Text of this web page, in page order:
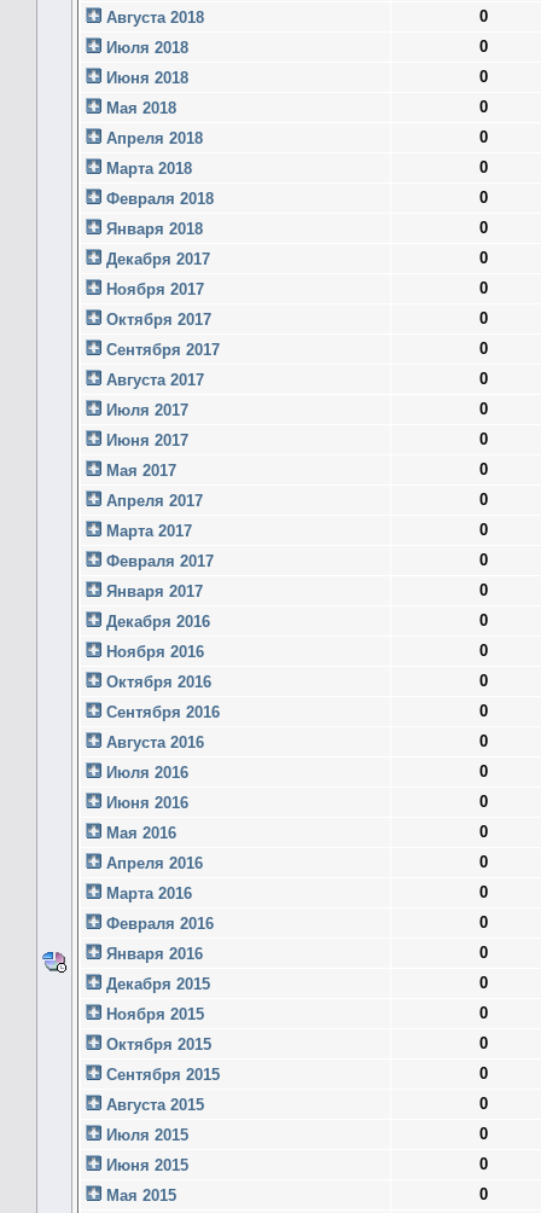
Августа 2018
0
Июля 2018
0
Июня 2018
0
Мая 2018
0
Апреля 2018
0
Марта 2018
0
Февраля 2018
0
Января 2018
0
Декабря 2017
0
Ноября 2017
0
Октября 2017
0
Сентября 2017
0
Августа 2017
0
Июля 2017
0
Июня 2017
0
Мая 2017
0
Апреля 2017
0
Марта 2017
0
Февраля 2017
0
Января 2017
0
Декабря 2016
0
Ноября 2016
0
Октября 2016
0
Сентября 2016
0
Августа 2016
0
Июля 2016
0
Июня 2016
0
Мая 2016
0
Апреля 2016
0
Марта 2016
0
Февраля 2016
0
Января 2016
0
Декабря 2015
0
Ноября 2015
0
Октября 2015
0
Сентября 2015
0
Августа 2015
0
Июля 2015
0
Июня 2015
0
Мая 2015
0